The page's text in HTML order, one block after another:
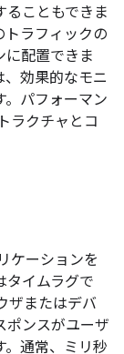
ることもできま
トラフィックの
に配置できま
効果的なモニ
。パフォーマン
ラクチャとコ
ケーションを
タイムラグで
ザまたはデバ
ポンスがユーザ
。通常、ミリ秒